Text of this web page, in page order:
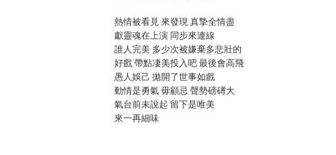
熱情被看見 來發現 真摯全情盡
獻靈魂在上演 同步來連線
誰人完美 多少次被嫌棄多悲壯的
好戲 帶點凄美投入吧 最後會高飛
愚人娛己 拋開了世事如戲
動情是勇氣 毋顧忌 聲勢磅礡大
氣台前未說起 留下是唯美
來一再細味